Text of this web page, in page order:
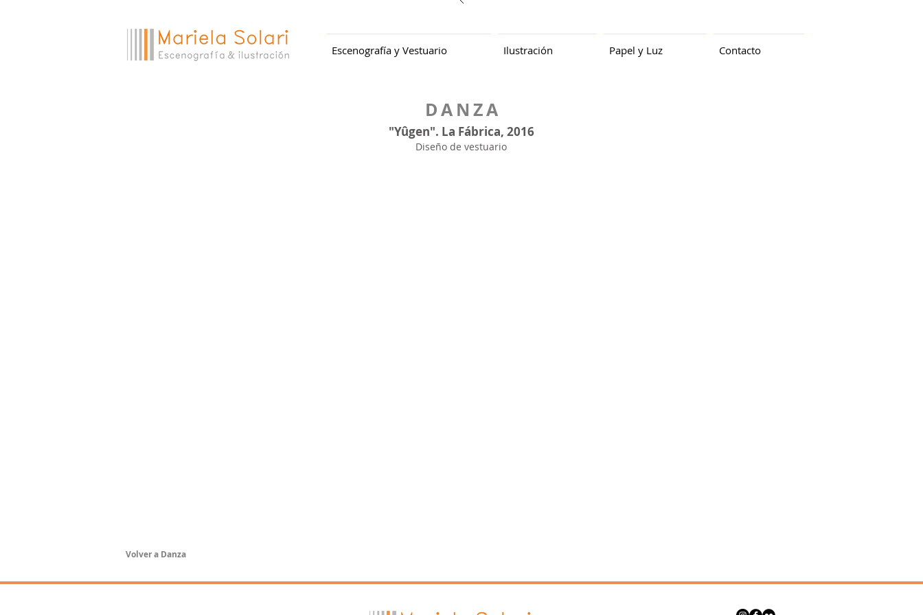
Escenografía y Vestuario Ilustración Papel y Luz Contacto
DANZA
"Yûgen". La Fábrica, 2016
Diseño de vestuario
Volver a Danza